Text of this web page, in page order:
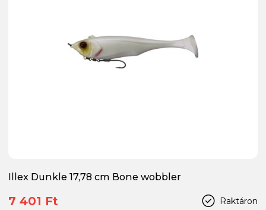
Illex Dunkle 17,78 cm Bone wobbler
Raktáron
7 401 Ft